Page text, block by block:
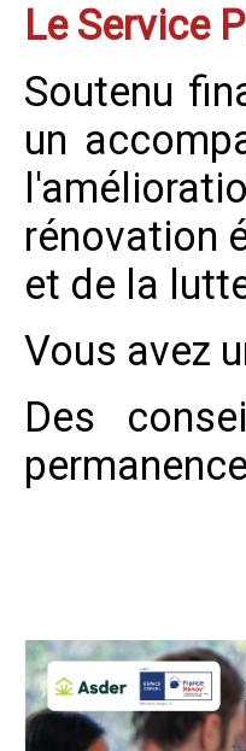
Le Service
Soutenu
un
rénovation
et de la
Vous avez
Des